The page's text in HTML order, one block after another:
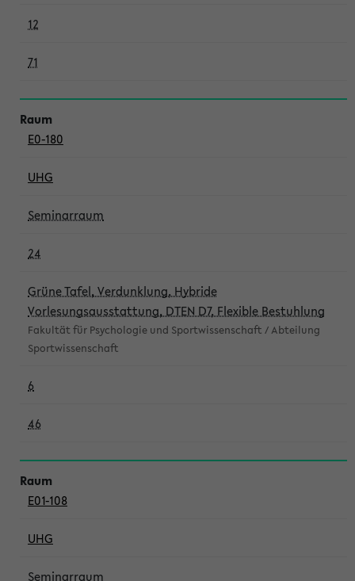
12
71
E0-180
UHG
Seminarraum
24
Grüne Tafel, Verdunklung, Hybride
Vorlesungsausstattung, DTEN D7, Flexible Bestuhlung
Fakultät für Psychologie und Sportwissenschaft / Abteilung
Sportwissenschaft
6
46
E01-108
UHG
Seminarraum